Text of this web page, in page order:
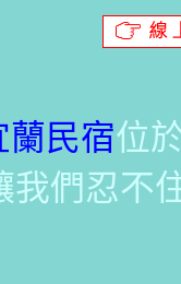
蘭民宿位
我們忍不